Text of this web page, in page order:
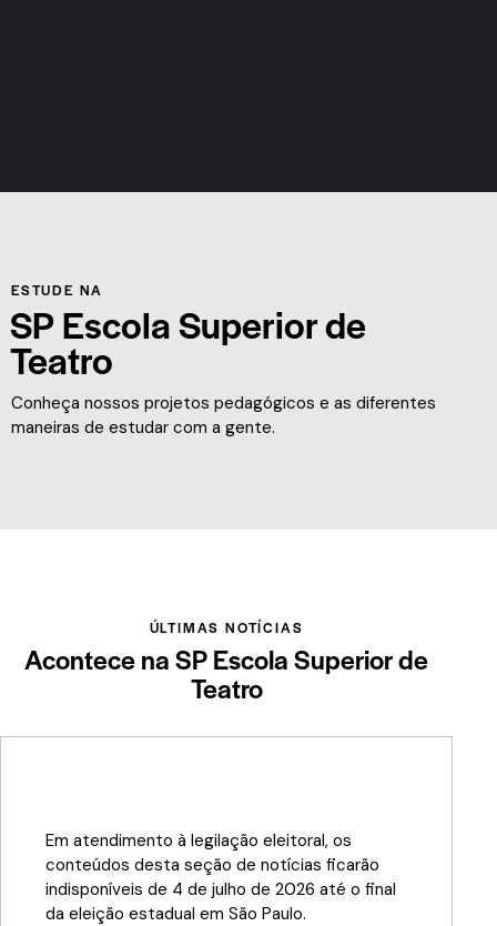
ESTUDE NA
SP Escola Superior de
Teatro
Conheça nossos projetos pedagógicos e as diferentes
maneiras de estudar com a gente.
ÚLTIMAS NOTÍCIAS
Acontece na SP Escola Superior de
Teatro
Em atendimento à legilação eleitoral, os
conteúdos desta seção de notícias ficarão
indisponíveis de 4 de julho de 2026 até o final
da eleição estadual em São Paulo.